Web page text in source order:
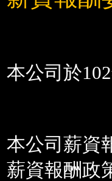
本公司於102
本公司薪資
薪資報酬政